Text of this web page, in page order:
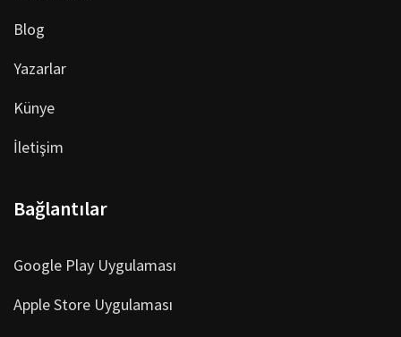
Blog
Yazarlar
Künye
İletişim
Bağlantılar
Google Play Uygulaması
Apple Store Uygulaması